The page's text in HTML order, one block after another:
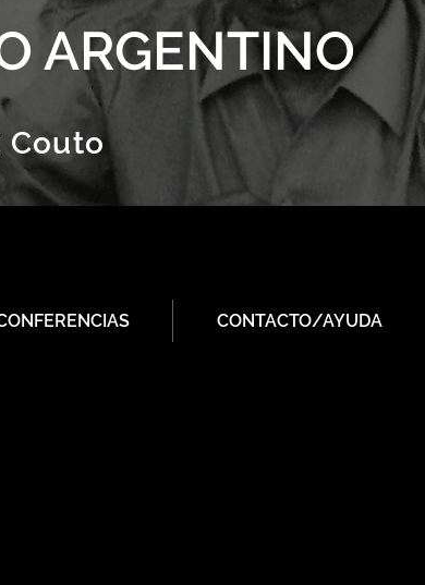
ARGENTINO
CONTACTO/AYUDA